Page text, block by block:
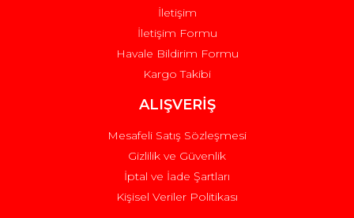
Gönder
İletişim
İletişim Formu
Havale Bildirim Formu
Kargo Takibi
ALIŞVERİŞ
Mesafeli Satış Sözleşmesi
Gizlilik ve Güvenlik
İptal ve İade Şartları
Kişisel Veriler Politikası